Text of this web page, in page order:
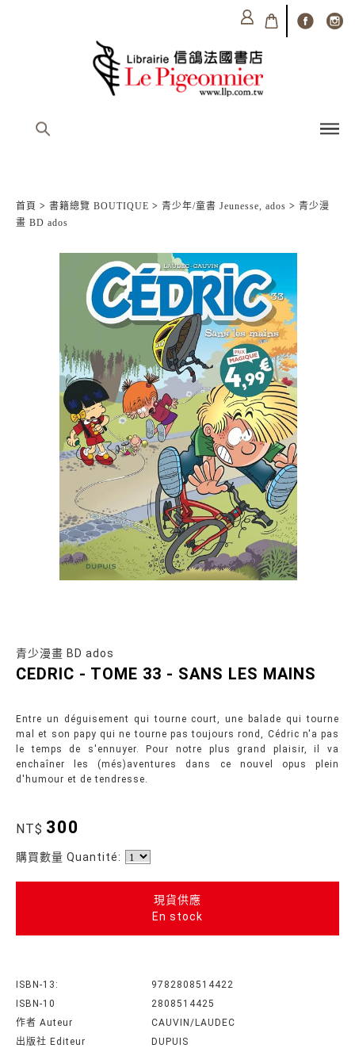
首頁 > 書籍總覽 BOUTIQUE > 青少年/童書 Jeunesse, ados > 青少漫
畫 BD ados
青少漫畫 BD ados
CEDRIC - TOME 33 - SANS LES MAINS
Entre un déguisement qui tourne court, une balade qui tourne
mal et son papy qui ne tourne pas toujours rond, Cédric n'a pas
le temps de s'ennuyer. Pour notre plus grand plaisir, il va
enchaîner les (més)aventures dans ce nouvel opus plein
d'humour et de tendresse.
NT$ 300
購買數量 Quantité:
現貨供應
En stock
ISBN-13:
9782808514422
ISBN-10
2808514425
作者 Auteur
CAUVIN/LAUDEC
出版社 Editeur
DUPUIS